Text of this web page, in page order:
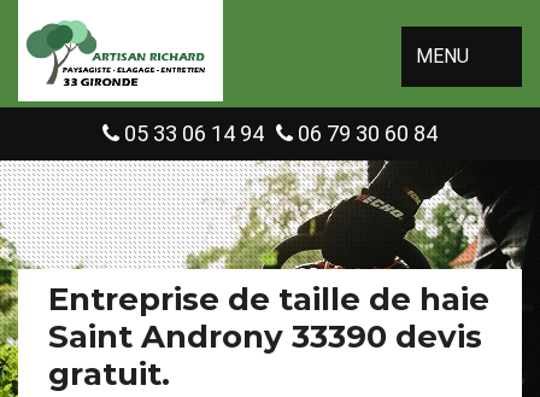
MENU
05 33 06 14 94 06 79 30 60 84
Entreprise de taille de haie
Saint Androny 33390 devis
gratuit.